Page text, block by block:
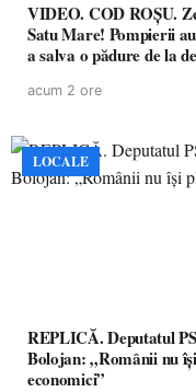
VIDEO. COD ROȘU. Zeci de hectare mistuite de flăcări în
Satu Mare! Pompierii
a salva o pădure de la
acum 2 ore
LOCALE
REPLICĂ. Deputatul
Bolojan: „Românii nu
economici”